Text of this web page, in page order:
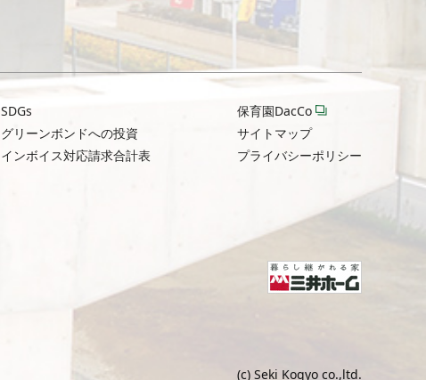
SDGs
グリーンボンドへの投資
インボイス対応請求合計表
保育園DacCo
サイトマップ
プライバシーポリシー
(c) Seki Kogyo co.,ltd.